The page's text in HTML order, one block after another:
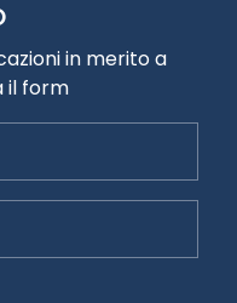
in merito a
il form